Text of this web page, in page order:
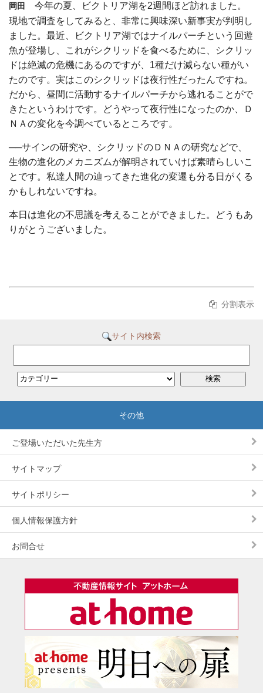
岡田
今年の夏、ビクトリア湖を2週間ほど訪れました。
現地で調査をしてみると、非常に興味深い新事実が判明し
ました。最近、ビクトリア湖ではナイルパーチという回遊
魚が登場し、これがシクリッドを食べるために、シクリッ
ドは絶滅の危機にあるのですが、1種だけ減らない種がい
たのです。実はこのシクリッドは夜行性だったんですね。
だから、昼間に活動するナイルパーチから逃れることがで
きたというわけです。どうやって夜行性になったのか、Ｄ
ＮＡの変化を今調べているところです。
──サインの研究や、シクリッドのＤＮＡの研究などで、
生物の進化のメカニズムが解明されていけば素晴らしいこ
とです。私達人間の辿ってきた進化の変遷も分る日がくる
かもしれないですね。
本日は進化の不思議を考えることができました。どうもあ
りがとうございました。
分割表示
サイト内検索
ご登場いただいた先生方
サイトマップ
サイトポリシー
個人情報保護方針
お問合せ